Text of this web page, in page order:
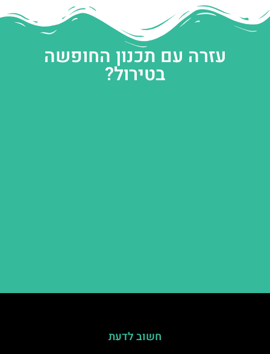
עזרה עם תכנון החופשה
בטירול?
חשוב לדעת